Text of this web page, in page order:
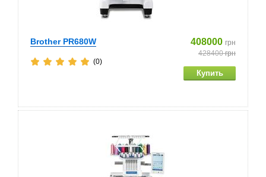
Brother PR680W 408000 грн
428400грн
(0)